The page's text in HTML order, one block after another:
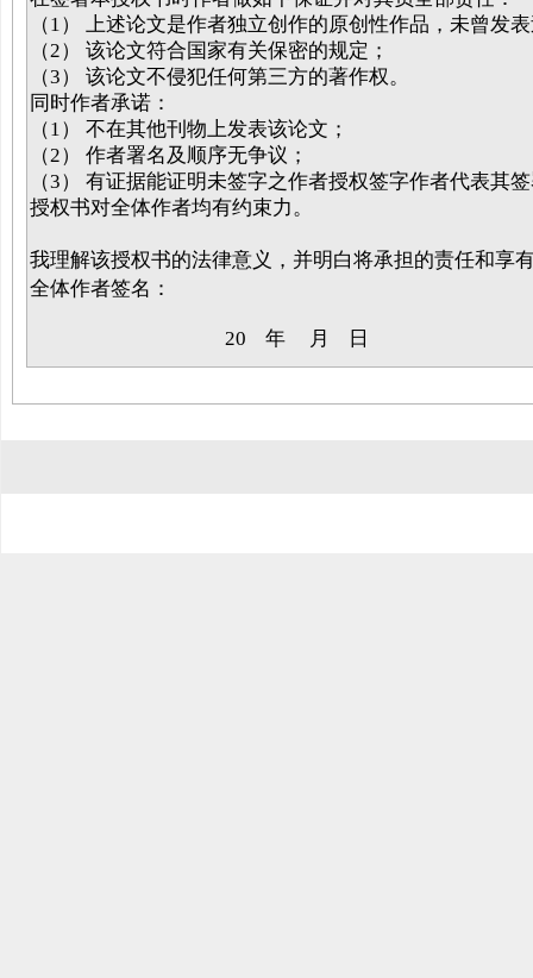
（1） 上述论文是作者独立创作的原创性作品，未曾发
（2） 该论文符合国家有关保密的规定；
（3） 该论文不侵犯任何第三方的著作权。
同时作者承诺：
（1） 不在其他刊物上发表该论文；
（2） 作者署名及顺序无争议；
（3） 有证据能证明未签字之作者授权签字作者代表其
授权书对全体作者均有约束力。
我理解该授权书的法律意义，并明白将承担的责任和享
全体作者签名：
20 年 月 日